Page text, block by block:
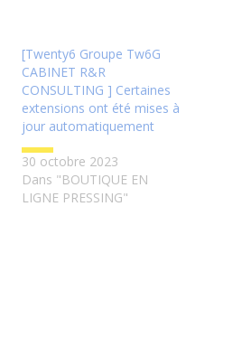
[Twenty6 Groupe Tw6G
CABINET R&R
CONSULTING ] Certaines
extensions ont été mises à
jour automatiquement
30 octobre 2023
Dans "BOUTIQUE EN
LIGNE PRESSING"